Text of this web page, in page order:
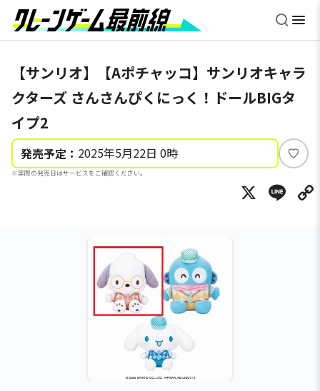
【サンリオ】【Aポチャッコ】サンリオキャラ
クターズ さんさんぴくにっく！ドールBIGタ
イプ2
発売予定： 2025年5月22日 0時
※実際の発売日はサービスをご確認ください。
い
ね
X